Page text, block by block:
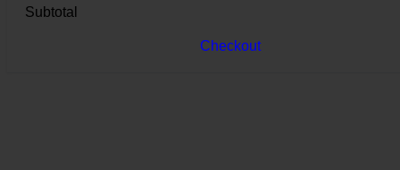
Subtotal
Checkout